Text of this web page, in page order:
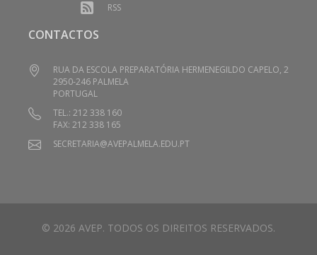
RSS
CONTACTOS
RUA DA ESCOLA PREPARATÓRIA HERMENEGILDO CAPELO, 2
2950-246 PALMELA
PORTUGAL
TEL.: 212 338 160
FAX: 212 338 165
SECRETARIA@AVEPALMELA.EDU.PT
© 2026 AVEP. TODOS OS DIREITOS RESERVADOS.